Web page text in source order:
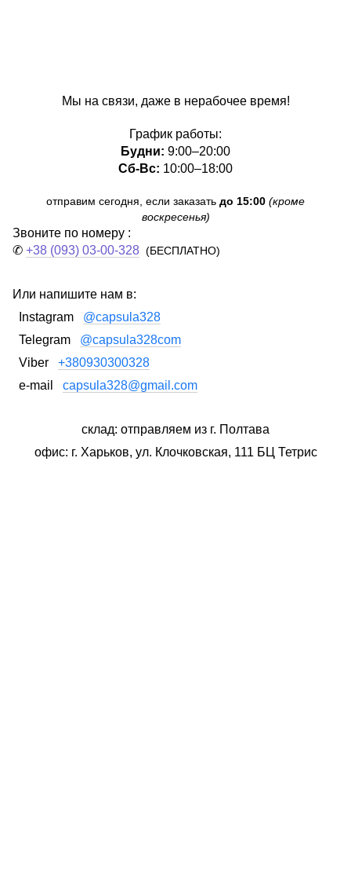
Мы на связи, даже в нерабочее время!
График работы:
Будни: 9:00–20:00
Сб-Вс: 10:00–18:00
отправим сегодня, если заказать до 15:00 (кроме
воскресенья)
Звоните по номеру :
✆ +38 (093) 03-00-328 (БЕСПЛАТНО)
Или напишите нам в:
Instagram @capsula328
Telegram @capsula328com
Viber +380930300328
e-mail capsula328@gmail.com
склад: отправляем из г. Полтава
офис: г. Харьков, ул. Клочковская, 111 БЦ Тетрис